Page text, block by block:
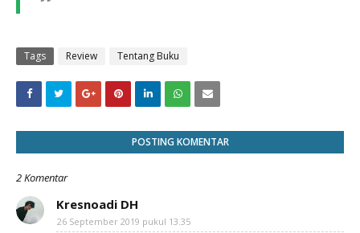
Tags Review Tentang Buku
POSTING KOMENTAR
2 Komentar
Kresnoadi DH
26 September 2019 pukul 13.35